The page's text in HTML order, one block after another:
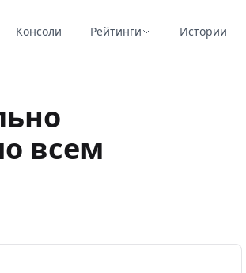
Консоли Рейтинги Истории
всем